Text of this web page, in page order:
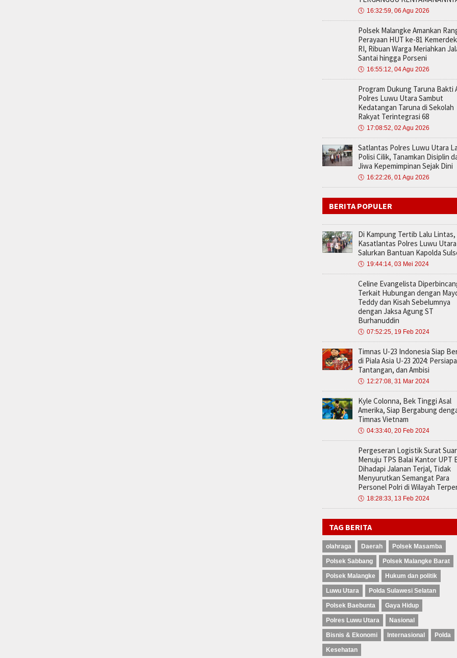
🕔 16:32:59, 06 Agu 2026
Polsek Malangke Amankan
Perayaan HUT ke-81
RI, Ribuan Warga Meriahkan
Santai hingga Porseni
🕔 16:55:12, 04 Agu 2026
Program Dukung Taruna Bakti
Polres Luwu Utara Sambut
Kedatangan Taruna di Sekolah
Rakyat Terintegrasi 68
🕔 17:08:52, 02 Agu 2026
Satlantas Polres Luwu Utara
Polisi Cilik, Tanamkan Disiplin
Jiwa Kepemimpinan Sejak Dini
🕔 16:22:26, 01 Agu 2026
BERITA POPULER
Di Kampung Tertib Lalu Lintas,
Kasatlantas Polres Luwu Utara
Salurkan Bantuan Kapolda
🕔 19:44:14, 03 Mei 2024
Celine Evangelista
Terkait Hubungan dengan
Teddy dan Kisah Sebelumnya
dengan Jaksa Agung ST
Burhanuddin
🕔 07:52:25, 19 Feb 2024
Timnas U-23 Indonesia Siap
di Piala Asia U-23 2024:
Tantangan, dan Ambisi
🕔 12:27:08, 31 Mar 2024
Kyle Colonna, Bek Tinggi Asal
Amerika, Siap Bergabung
Timnas Vietnam
🕔 04:33:40, 20 Feb 2024
Pergeseran Logistik Surat
Menuju TPS Balai Kantor UPT
Dihadapi Jalanan Terjal, Tidak
Menyurutkan Semangat Para
Personel Polri di Wilayah
🕔 18:28:33, 13 Feb 2024
TAG BERITA
olahraga Daerah Polsek Masamba
Polsek Sabbang Polsek Malangke Barat
Polsek Malangke Hukum dan politik
Luwu Utara Polda Sulawesi Selatan
Polsek Baebunta Gaya Hidup
Polres Luwu Utara Nasional
Bisnis & Ekonomi Internasional Polda
Kesehatan